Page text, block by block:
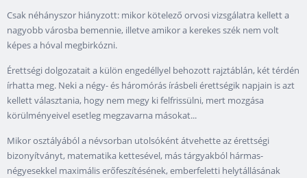
Csak néhányszor hiányzott: mikor kötelező orvosi vizsgálatra kellett a
nagyobb városba bemennie, illetve amikor a kerekes szék nem volt
képes a hóval megbirkózni.
Érettségi dolgozatait a külön engedéllyel behozott rajztáblán, két térdén
írhatta meg. Neki a négy- és háromórás írásbeli érettségik napjain is azt
kellett választania, hogy nem megy ki felfrissülni, mert mozgása
körülményeivel esetleg megzavarna másokat...
Mikor osztályából a névsorban utolsóként átvehette az érettségi
bizonyítványt, matematika kettesével, más tárgyakból hármas-
négyesekkel maximális erőfeszítésének, emberfeletti helytállásának